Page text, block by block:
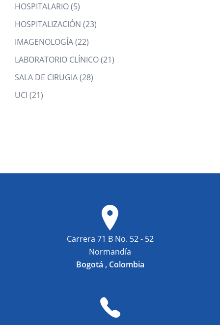
HOSPITALARIO 55
products
HOSPITALIZACIÓN 2323
IMAGENOLOGÍA 2222
products
LABORATORIO CLÍNICO 2121
SALA DE CIRUGIA 2828
UCI 2121
Carrera 71 B No. 52 - 52
Normandía
Bogotá , Colombia